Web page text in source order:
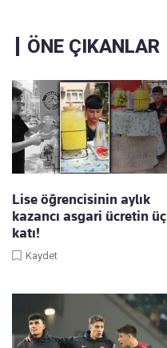
ÖNE ÇIKANLAR
Lise öğrencisinin aylık
kazancı asgari ücretin üç
katı!
Kaydet